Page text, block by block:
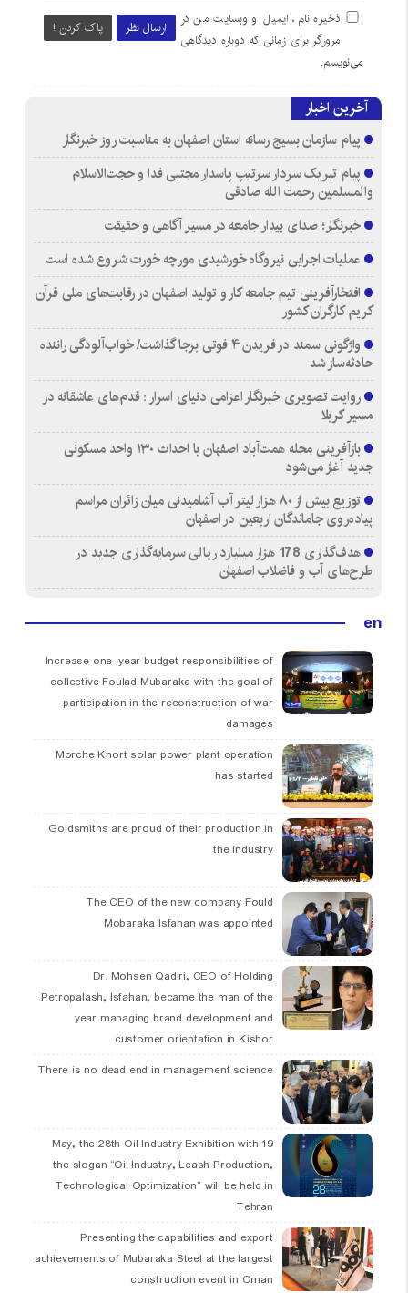
ارسال نظر پاک کردن !
ذخیره نام، ایمیل و وبسایت من در
مرورگر برای زمانی که دوباره دیدگاهی
می‌نویسم.
آخرین اخبار
پیام سازمان بسیج رسانه استان اصفهان به مناسبت روز خبرنگار
پیام تبریک سردار سرتیپ پاسدار مجتبی فدا و حجت‌الاسلام
والمسلمین رحمت الله صادقی
خبرنگار؛ صدای بیدار جامعه در مسیر آگاهی و حقیقت
عملیات اجرایی نیروگاه خورشیدی مورچه خورت شروع شده است
افتخارآفرینی تیم جامعه کار و تولید اصفهان در رقابت‌های ملی قرآن
کریم کارگران کشور
واژگونی سمند در فریدن ۴ فوتی برجا گذاشت/ خواب‌آلودگی راننده
حادثه‌ساز شد
روایت تصویری خبرنگار اعزامی دنیای اسرار : قدم‌های عاشقانه در
مسیر کربلا
بازآفرینی محله همت‌آباد اصفهان با احداث ۱۳۰ واحد مسکونی
جدید آغاز می‌شود
توزیع بیش از ۸۰ هزار لیتر آب آشامیدنی میان زائران مراسم
پیاده‌روی جاماندگان اربعین در اصفهان
هدف‌گذاری 178 هزار میلیارد ریالی سرمایه‌گذاری جدید در
طرح‌های آب و فاضلاب اصفهان
en
Increase one-year budget responsibilities of
collective Foulad Mubaraka with the goal of
participation in the reconstruction of war
damages
Morche Khort solar power plant operation
has started
Goldsmiths are proud of their production in
the industry
The CEO of the new company Fould
Mobaraka Isfahan was appointed
Dr. Mohsen Qadiri, CEO of Holding
Petropalash, Isfahan, became the man of the
year managing brand development and
customer orientation in Kishor
There is no dead end in management science
19 May, the 28th Oil Industry Exhibition with
the slogan “Oil Industry, Leash Production,
Technological Optimization” will be held in
Tehran
Presenting the capabilities and export
achievements of Mubaraka Steel at the largest
construction event in Oman